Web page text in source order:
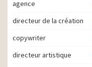
agence
directeur de la création
copywriter
directeur artistique